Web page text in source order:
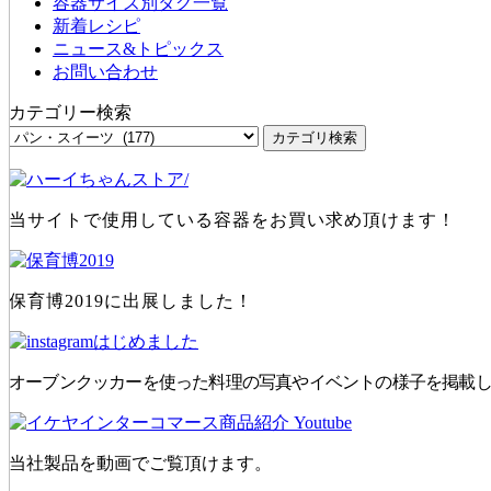
新着レシピ
ニュース&トピックス
お問い合わせ
カテゴリー検索
当サイトで使用している容器をお買い求め頂けます！
保育博2019に出展しました！
オーブンクッカーを使った料理の写真やイベントの様子を掲載
当社製品を動画でご覧頂けます。